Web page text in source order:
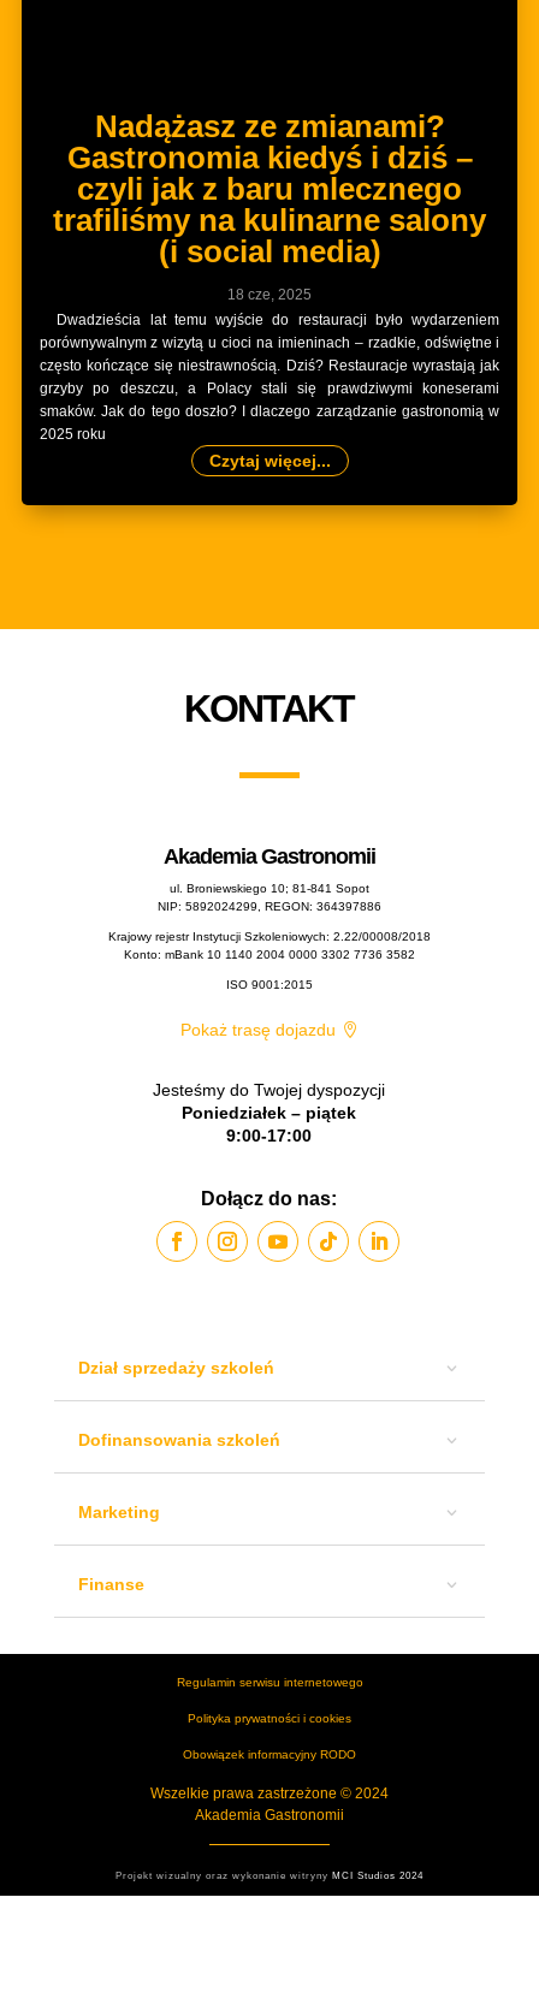
Nadążasz ze zmianami?
Gastronomia kiedyś i dziś –
czyli jak z baru mlecznego
trafiliśmy na kulinarne salony
(i social media)
18 cze, 2025
Dwadzieścia lat temu wyjście do restauracji było wydarzeniem
porównywalnym z wizytą u cioci na imieninach – rzadkie, odświętne i
często kończące się niestrawnością. Dziś? Restauracje wyrastają jak
grzyby po deszczu, a Polacy stali się prawdziwymi koneserami
smaków. Jak do tego doszło? I dlaczego zarządzanie gastronomią w
2025 roku
Czytaj więcej...
KONTAKT
Akademia Gastronomii
ul. Broniewskiego 10; 81-841 Sopot
NIP: 5892024299, REGON: 364397886
Krajowy rejestr Instytucji Szkoleniowych: 2.22/00008/2018
Konto: mBank 10 1140 2004 0000 3302 7736 3582
ISO 9001:2015
Pokaż trasę dojazdu
Jesteśmy do Twojej dyspozycji
Poniedziałek – piątek
9:00-17:00
Dołącz do nas:
Dział sprzedaży szkoleń
Dofinansowania szkoleń
Marketing
Finanse
Regulamin serwisu internetowego
Polityka prywatności i cookies
Obowiązek informacyjny RODO
Wszelkie prawa zastrzeżone © 2024
Akademia Gastronomii
Projekt wizualny oraz wykonanie witryny MCI Studios 2024